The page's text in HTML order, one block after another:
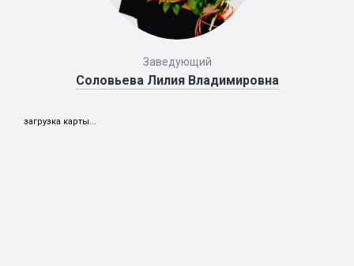
Заведующий
Соловьева Лилия Владимировна
загрузка карты...